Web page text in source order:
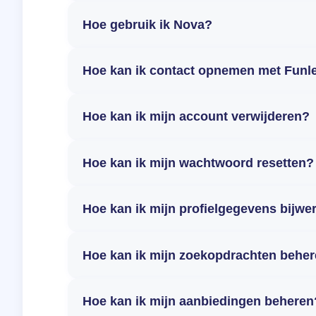
Hoe gebruik ik Nova?
Hoe kan ik contact opnemen met
Hoe kan ik mijn account verwijderen?
Hoe kan ik mijn wachtwoord resetten?
Hoe kan ik mijn profielgegevens
Hoe kan ik mijn zoekopdrachten
Hoe kan ik mijn aanbiedingen